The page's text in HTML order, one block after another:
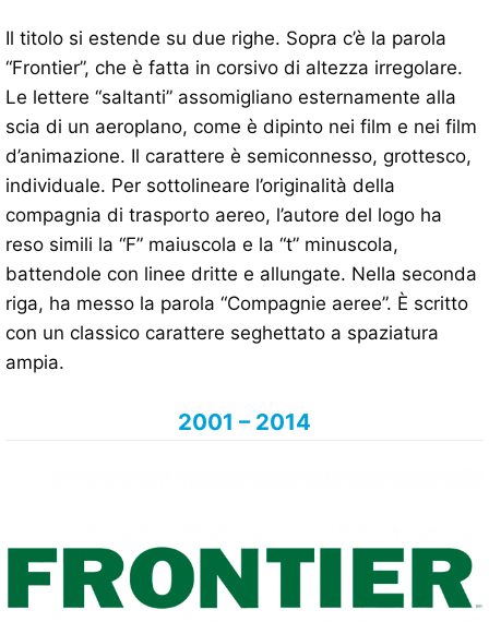
Il titolo si estende su due righe. Sopra c’è la parola
“Frontier”, che è fatta in corsivo di altezza irregolare.
Le lettere “saltanti” assomigliano esternamente alla
scia di un aeroplano, come è dipinto nei film e nei film
d’animazione. Il carattere è semiconnesso, grottesco,
individuale. Per sottolineare l’originalità della
compagnia di trasporto aereo, l’autore del logo ha
reso simili la “F” maiuscola e la “t” minuscola,
battendole con linee dritte e allungate. Nella seconda
riga, ha messo la parola “Compagnie aeree”. È scritto
con un classico carattere seghettato a spaziatura
ampia.
2001 – 2014